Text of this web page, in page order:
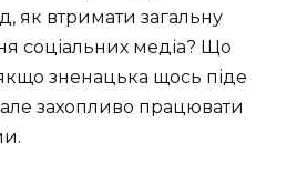
як втримати загальну
соціальних медіа? Що
зненацька щось піде
захопливо працювати